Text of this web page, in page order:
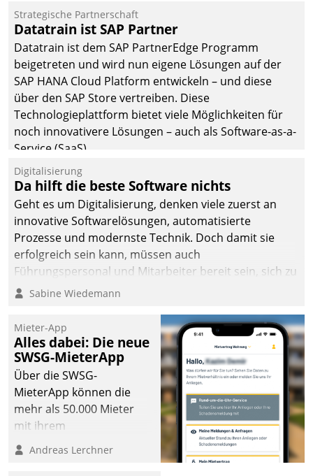
Jahresbeginn eine
Überblick, Einsicht und
Eingriff bietende Lösung.
Zur Entwicklung setzte
man auf
Cloudtechnologie,
bewährte und Startup-
Partner sowie erstmals
agile Projektmethoden.
Strategische Partnerschaft
Datatrain ist SAP Partner
Datatrain ist dem SAP PartnerEdge Programm
beigetreten und wird nun eigene Lösungen auf der
SAP HANA Cloud Platform entwickeln – und diese
über den SAP Store vertreiben. Diese
Technologieplattform bietet viele Möglichkeiten für
noch innovativere Lösungen – auch als Software-as-a-
Service (SaaS).
Digitalisierung
Da hilft die beste Software nichts
Geht es um Digitalisierung, denken viele zuerst an
innovative Softwarelösungen, automatisierte
Prozesse und modernste Technik. Doch damit sie
erfolgreich sein kann, müssen auch
Führungspersonal und Mitarbeiter bereit sein, sich zu
verändern und anzupassen, sonst werden sie an ihr
Sabine Wiedemann
Mieter-App
Alles dabei: Die neue
SWSG-MieterApp
Über die SWSG-
MieterApp können die
mehr als 50.000 Mieter
mit ihrem
Wohnungsunternehmen
kommunizieren, auf dem
Andreas Lerchner